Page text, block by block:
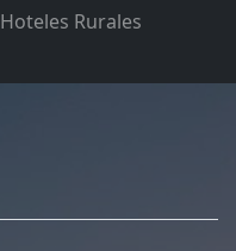
Hoteles Rurales